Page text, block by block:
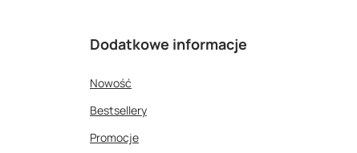
Dodatkowe informacje
Nowość
Bestsellery
Promocje